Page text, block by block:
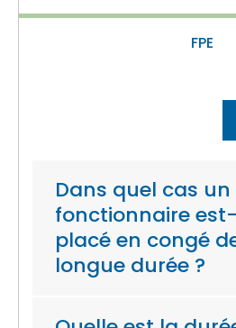
FPE
Dans quel cas un
fonctionnaire
placé en congé
longue durée ?